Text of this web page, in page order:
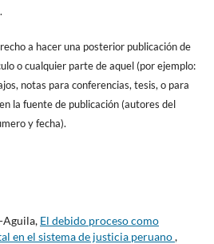
a hacer una posterior publicación de
o cualquier parte de aquel (por ejemplo:
notas para conferencias, tesis, o para
la fuente de publicación (autores del
y fecha).
Aguila, El debido proceso como
en el sistema de justicia peruano,